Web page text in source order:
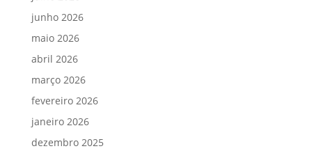
junho 2026
maio 2026
abril 2026
março 2026
fevereiro 2026
janeiro 2026
dezembro 2025